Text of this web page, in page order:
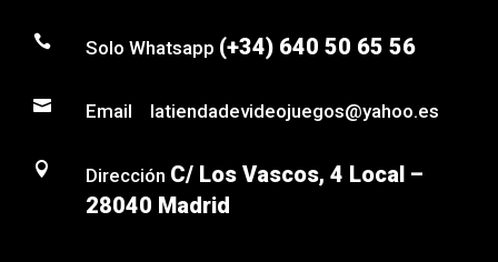
 Solo Whatsapp (+34) 640 50 65 56
 Email latiendadevideojuegos@yahoo.es
 Dirección C/ Los Vascos, 4 Local –
28040 Madrid